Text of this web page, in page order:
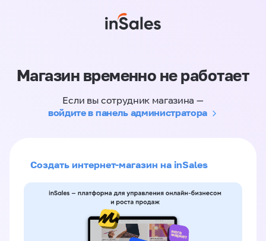
Магазин временно не работает
Если вы сотрудник магазина —
войдите в панель администратора
Создать интернет-магазин на inSales